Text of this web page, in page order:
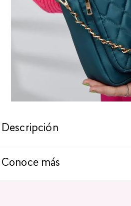
Descripción
Conoce más